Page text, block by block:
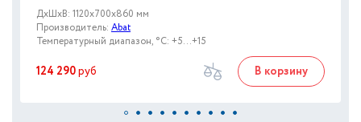
ДxШxВ: 1120x700x860 мм
Производитель: Abat
Температурный диапазон, °C: +5...+15
124 290руб В корзину